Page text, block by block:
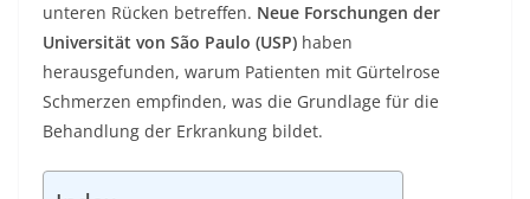
unteren Rücken betreffen. Neue Forschungen der
Universität von São Paulo (USP) haben
herausgefunden, warum Patienten mit Gürtelrose
Schmerzen empfinden, was die Grundlage für die
Behandlung der Erkrankung bildet.